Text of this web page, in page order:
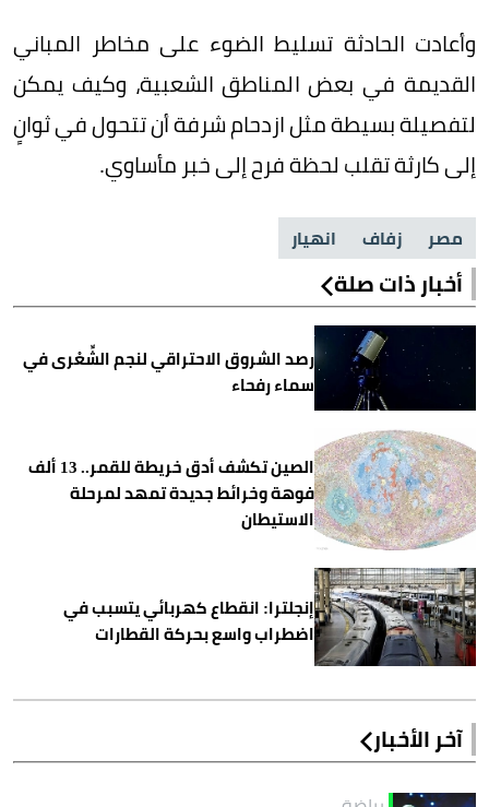
وأعادت الحادثة تسليط الضوء على مخاطر المباني
القديمة في بعض المناطق الشعبية، وكيف يمكن
لتفصيلة بسيطة مثل ازدحام شرفة أن تتحول في ثوانٍ
إلى كارثة تقلب لحظة فرح إلى خبر مأساوي.
مصر زفاف انهيار
أخبار ذات صلة
رصد الشروق الاحتراقي لنجم الشِّعْرى في
سماء رفحاء
الصين تكشف أدق خريطة للقمر.. 13 ألف
فوهة وخرائط جديدة تمهد لمرحلة
الاستيطان
إنجلترا: انقطاع كهربائي يتسبب في
اضطراب واسع بحركة القطارات
آخر الأخبار